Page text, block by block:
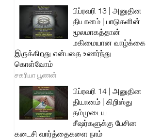
பிப்ரவரி 13 | அனுதின
தியானம் | பாடுகளின்
மூலமாகத்தான்
மகிமையான வாழ்க்கை
இருக்கிறது என்பதை உணர்ந்து
கொள்வோம்
சகரியா பூணன்
பிப்ரவரி 14 | அனுதின
தியானம் | கிறிஸ்து
தம்முடைய
சீஷர்களுக்கு பேசின
கடைசி வார்த்தைகளை நாம்